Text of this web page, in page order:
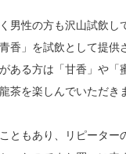
男性の方も沢山試飲し
香」を試飲として提供
ある方は「甘香」や「
茶を楽しんでいただき
ともあり、リピーター